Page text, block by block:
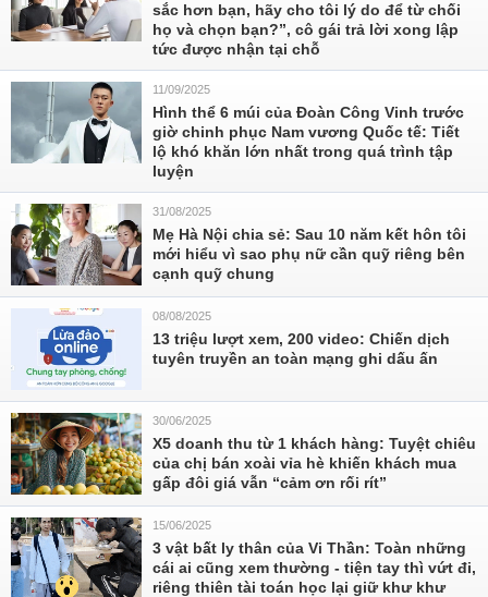
sắc hơn bạn, hãy cho tôi lý do để từ chối
họ và chọn bạn?”, cô gái trả lời xong lập
tức được nhận tại chỗ
11/09/2025
Hình thể 6 múi của Đoàn Công Vinh trước
giờ chinh phục Nam vương Quốc tế: Tiết
lộ khó khăn lớn nhất trong quá trình tập
luyện
31/08/2025
Mẹ Hà Nội chia sẻ: Sau 10 năm kết hôn tôi
mới hiểu vì sao phụ nữ cần quỹ riêng bên
cạnh quỹ chung
08/08/2025
13 triệu lượt xem, 200 video: Chiến dịch
tuyên truyền an toàn mạng ghi dấu ấn
30/06/2025
X5 doanh thu từ 1 khách hàng: Tuyệt chiêu
của chị bán xoài vỉa hè khiến khách mua
gấp đôi giá vẫn “cảm ơn rối rít”
15/06/2025
3 vật bất ly thân của Vi Thần: Toàn những
cái ai cũng xem thường - tiện tay thì vứt đi,
riêng thiên tài toán học lại giữ khư khư